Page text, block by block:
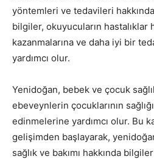
yöntemleri ve tedavileri
bilgiler, okuyucuların hastalıklar
kazanmalarına ve daha iyi bir
yardımcı olur.
Yenidoğan, bebek ve çocuk
ebeveynlerin çocuklarının
edinmelerine yardımcı olur. Bu
gelişimden başlayarak,
sağlık ve bakımı hakkında